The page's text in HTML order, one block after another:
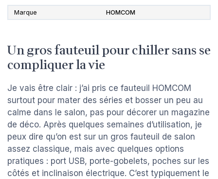
Marque HOMCOM
Un gros fauteuil pour chiller sans se
compliquer la vie
Je vais être clair : j’ai pris ce fauteuil HOMCOM
surtout pour mater des séries et bosser un peu au
calme dans le salon, pas pour décorer un magazine
de déco. Après quelques semaines d’utilisation, je
peux dire qu’on est sur un gros fauteuil de salon
assez classique, mais avec quelques options
pratiques : port USB, porte-gobelets, poches sur les
côtés et inclinaison électrique. C’est typiquement le